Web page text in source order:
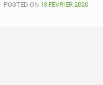
POSTED ON 13 FÉVRIER 2020